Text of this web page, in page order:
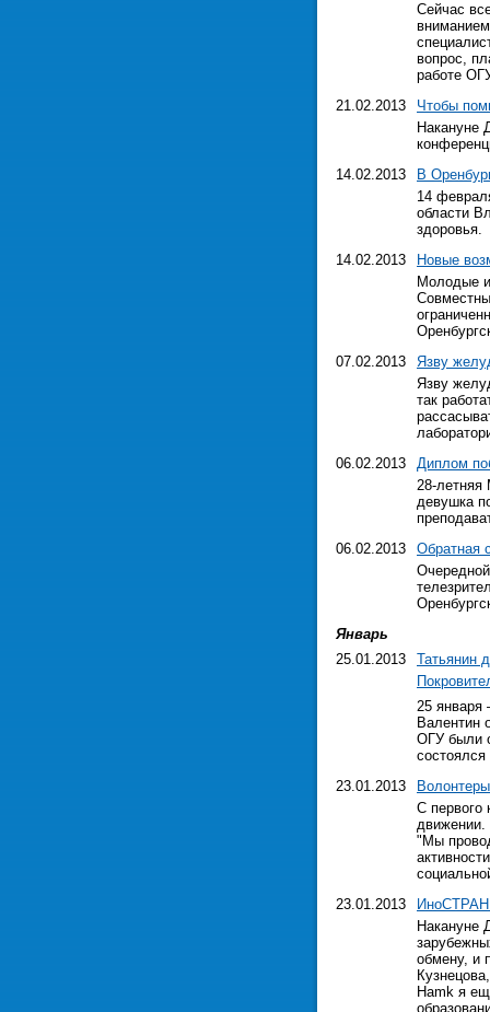
Сейчас
вопрос,
работе
21.02.2013
Чтобы
Накануне
14.02.2013
В
14
области
здоровья.
14.02.2013
Новые
Молодые
07.02.2013
Язву
Язву
так
06.02.2013
Диплом
28-
девушка
06.02.2013
Обратная
Январь
25.01.2013
Татьянин
25 января
Валентин
ОГУ были
состоялся
23.01.2013
С первого
движении.
"Мы
23.01.2013
Накануне
обмену, и
Hamk я